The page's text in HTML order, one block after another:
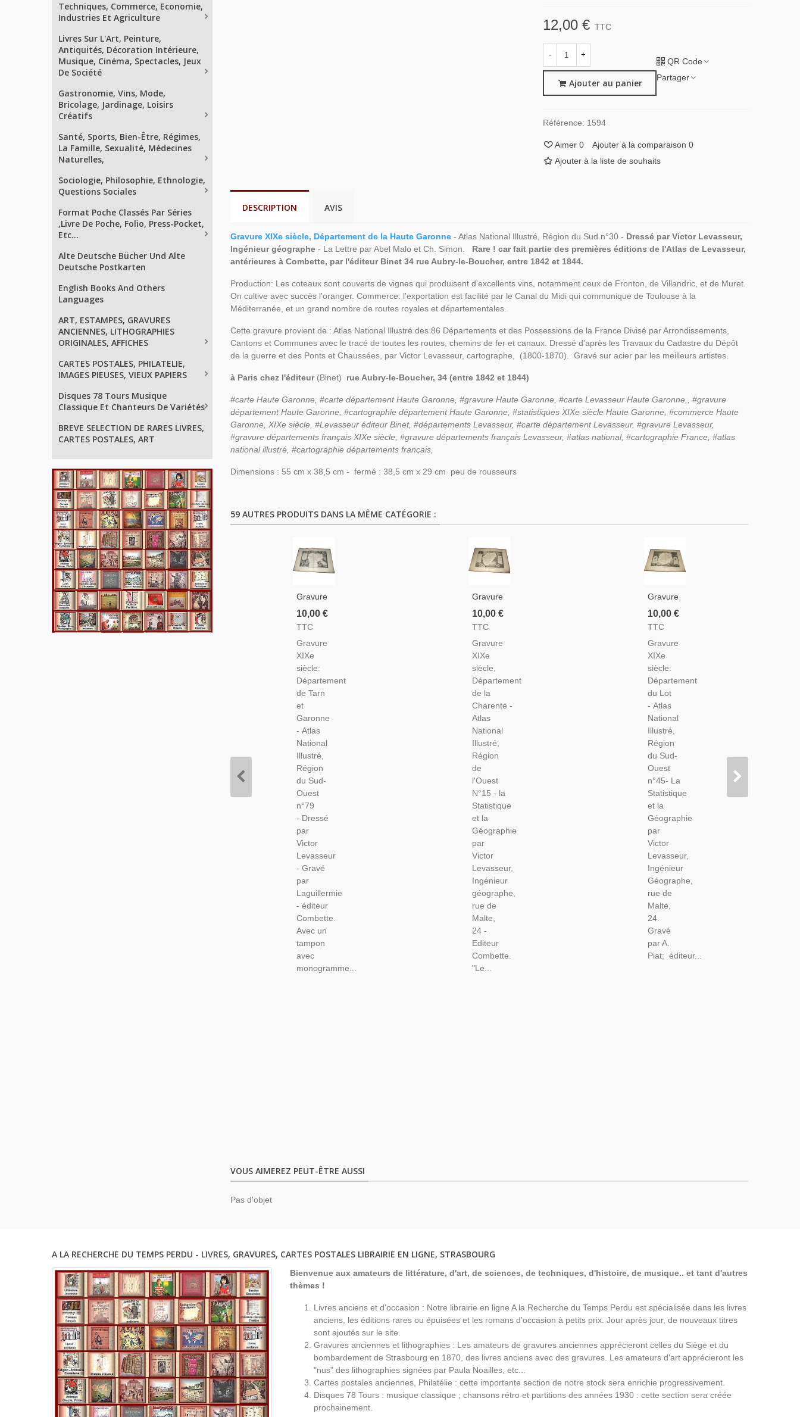
Techniques, Commerce, Economie,
Industries Et Agriculture
Livres Sur L'Art, Peinture,
Antiquités, Décoration Intérieure,
Musique, Cinéma, Spectacles, Jeux
De Société
Gastronomie, Vins, Mode,
Bricolage, Jardinage, Loisirs
Créatifs
Santé, Sports, Bien-Être, Régimes,
La Famille, Sexualité, Médecines
Naturelles,
Sociologie, Philosophie, Ethnologie,
Questions Sociales
Format Poche Classés Par Séries
,Livre De Poche, Folio, Press-Pocket,
Etc...
Alte Deutsche Bücher Und Alte
Deutsche Postkarten
English Books And Others
Languages
ART, ESTAMPES, GRAVURES
ANCIENNES, LITHOGRAPHIES
ORIGINALES, AFFICHES
CARTES POSTALES, PHILATELIE,
IMAGES PIEUSES, VIEUX PAPIERS
Disques 78 Tours Musique
Classique Et Chanteurs De Variétés
BREVE SELECTION DE RARES LIVRES,
CARTES POSTALES, ART
12,00 € TTC
- +
Ajouter au panier
QR Code
Partager
Référence: 1594
Aimer 0 Ajouter à la comparaison 0
Ajouter à la liste de souhaits
DESCRIPTION AVIS
Gravure XIXe siècle, Département de la Haute Garonne - Atlas National Illustré, Région du Sud n°30 - Dressé par Victor Levasseur,
Ingénieur géographe - La Lettre par Abel Malo et Ch. Simon.
Rare ! car fait partie des premières éditions de l'Atlas de Levasseur,
antérieures à Combette, par l'éditeur Binet 34 rue Aubry-le-Boucher, entre 1842 et 1844.
Production: Les coteaux sont couverts de vignes qui produisent d'excellents vins, notamment ceux de Fronton, de Villandric, et de Muret.
On cultive avec succès l'oranger. Commerce: l'exportation est facilité par le Canal du Midi qui communique de Toulouse à la
Méditerranée, et un grand nombre de routes royales et départementales.
Cette gravure provient de : Atlas National Illustré des 86 Départements et des Possessions de la France Divisé par Arrondissements,
Cantons et Communes avec le tracé de toutes les routes, chemins de fer et canaux. Dressé d'après les Travaux du Cadastre du Dépôt
de la guerre et des Ponts et Chaussées, par Victor Levasseur, cartographe, (1800-1870). Gravé sur acier par les meilleurs artistes.
à Paris chez l'éditeur (Binet) rue Aubry-le-Boucher, 34 (entre 1842 et 1844)
#carte Haute Garonne, #carte départementHaute Garonne, #gravure Haute Garonne, #carte Levasseur Haute Garonne,, #gravure
départementHaute Garonne, #cartographie départementHaute Garonne, #statistiques XIXe siècle Haute Garonne, #commerce Haute
Garonne, XIXe siècle, #Levasseur éditeur Binet, #départements Levasseur, #carte département Levasseur, #gravure Levasseur,
#gravure départements français XIXe siècle, #gravure départements français Levasseur, #atlas national, #cartographie France, #atlas
national illustré, #cartographie départements français,
Dimensions : 55 cm x 38,5 cm - fermé : 38,5 cm x 29 cm peu de rousseurs
59 AUTRES PRODUITS DANS LA MÊME CATÉGORIE :
Gravure
Département
De Tarn
Garonne
1846
Levasseur
- Atlas
National
Illustré
Levasseur,
Cartes
Géographiques,
10,00 €
TTC
Gravure
XIXe
siècle:
Département
de Tarn
et
Garonne
- Atlas
National
Illustré,
Région
du Sud-
Ouest
n°79
- Dressé
par
Victor
Levasseur
- Gravé
par
Laguillermie
- éditeur
Combette.
Avec un
tampon
avec
monogramme...
Gravure
Département
De La
1846,
Levasseur,
- Atlas
National
Illustré,
Cartes
Géographiques,
10,00 €
TTC
Gravure
XIXe
siècle,
Département
de la
Charente -
Atlas
National
Illustré,
Région
de
l'Ouest
N°15 - la
Statistique
et la
Géographie
par
Victor
Levasseur,
Ingénieur
géographe,
rue de
Malte,
24 -
Editeur
Combette.
"Le...
Gravure
Département
Du Lot
Levasseur
- Atlas
National
Illustré
Levasseur,
Cartes
Géographiques,
10,00 €
TTC
Gravure
XIXe
siècle:
Département
du Lot
- Atlas
National
Illustré,
Région
du Sud-
Ouest
n°45- La
Statistique
et la
Géographie
par
Victor
Levasseur,
Ingénieur
Géographe,
rue de
Malte,
24.
Gravé
par A.
Piat; éditeur...
VOUS AIMEREZ PEUT-ÊTRE AUSSI
Pas d'objet
A LA RECHERCHE DU TEMPS PERDU - LIVRES, GRAVURES, CARTES POSTALES LIBRAIRIE EN LIGNE, STRASBOURG
Bienvenue aux amateurs de littérature, d'art, de sciences, de techniques, d'histoire, de musique.. et tant d'autres
thèmes !
Livres anciens et d'occasion : Notre librairie en ligne A la Recherche du Temps Perdu est spécialisée dans les livres
anciens, les éditions rares ou épuisées et les romans d'occasion à petits prix. Jour après jour, de nouveaux titres
sont ajoutés sur le site.
Gravures anciennes et lithographies : Les amateurs de gravures anciennes apprécieront celles du Siège et du
bombardement de Strasbourg en 1870, des livres anciens avec des gravures. Les amateurs d'art apprécieront les
"nus" des lithographies signées par Paula Noailles, etc...
Cartes postales anciennes, Philatélie : cette importante section de notre stock sera enrichie progressivement.
Disques 78 Tours : musique classique ; chansons rétro et partitions des années 1930 : cette section sera créée
prochainement.